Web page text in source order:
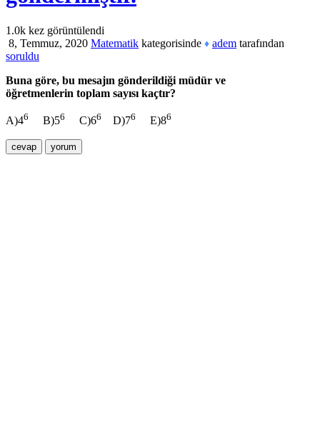
1.0k kez görüntülendi
8, Temmuz, 2020 Matematik kategorisinde ♦ adem tarafından
soruldu
Buna göre, bu mesajın gönderildiği müdür ve
öğretmenlerin toplam sayısı kaçtır?
A)46 B)56 C)66 D)76 E)86